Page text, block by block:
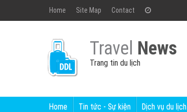
Home Site Map Contact
Travel News
Trang tin du lịch
Home Tin tức - Sự kiện Dịch vụ du lịch